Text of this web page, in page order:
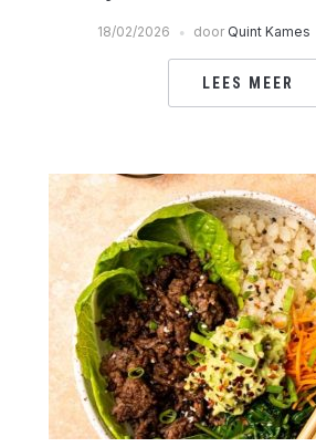
18/02/2026 door Quint Kames
LEES MEER